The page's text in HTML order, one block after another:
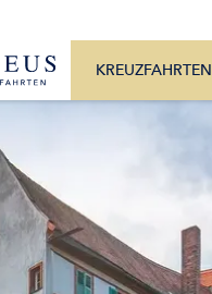
KREUZFAHRTEN
Mo. – Fr. 9:30 – 17:30 Uhr